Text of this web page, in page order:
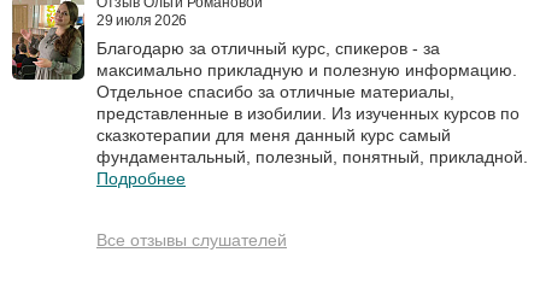
29 июля 2026
Благодарю за отличный курс, спикеров - за
максимально прикладную и полезную информацию.
Отдельное спасибо за отличные материалы,
представленные в изобилии. Из изученных курсов по
сказкотерапии для меня данный курс самый
фундаментальный, полезный, понятный, прикладной.
Подробнее
Все отзывы слушателей